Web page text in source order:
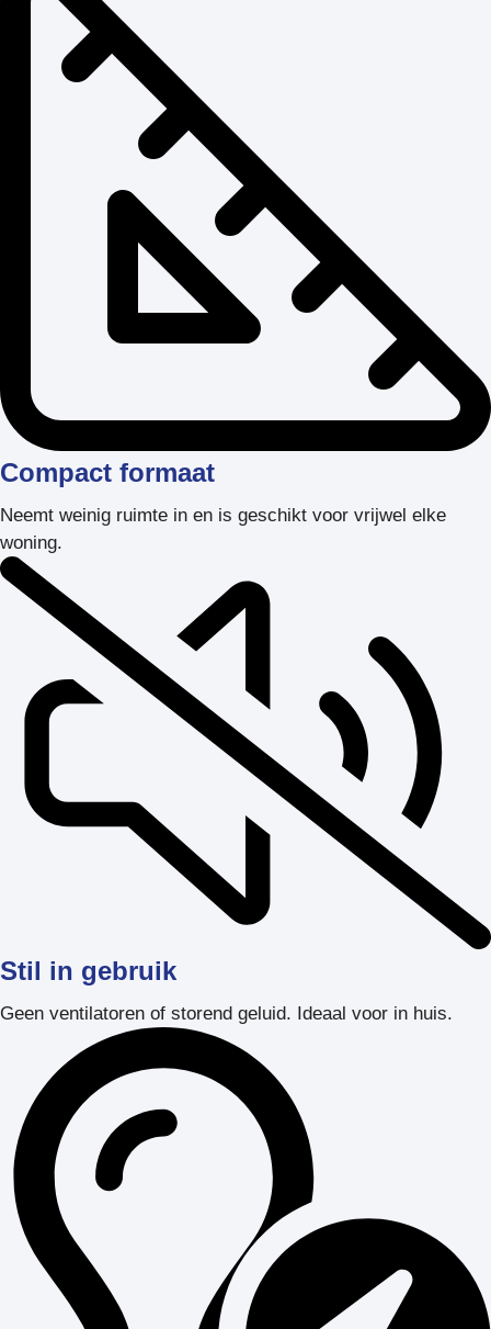
Compact formaat
Neemt weinig ruimte in en is geschikt voor vrijwel elke
woning.
Stil in gebruik
Geen ventilatoren of storend geluid. Ideaal voor in huis.